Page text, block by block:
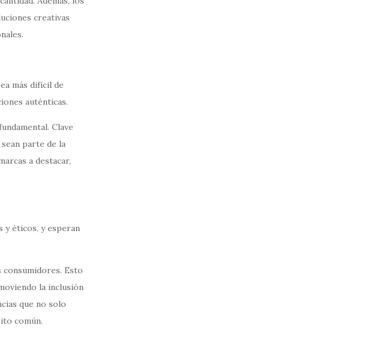
creativas
más difícil de
auténticas.
Clave
parte de la
a destacar,
y éticos, y esperan
consumidores. Esto
la inclusión
que no solo
común.